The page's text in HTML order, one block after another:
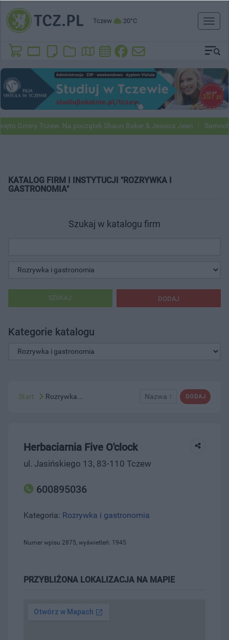
Tczew 20°C
Toggle
Gminy Tczew. Na początek Shaun Baker & Jessica Jean
KATALOG FIRM I INSTYTUCJI "ROZRYWKA I
GASTRONOMIA"
Szukaj w katalogu firm
DODAJ
SZUKAJ
Kategorie katalogu
DODAJ
Nazwa ↑
Start Rozrywka...
Herbaciarnia Five O'clock
ul. Jasińskiego 13, 83-110 Tczew
600895036
Kategoria: Rozrywka i gastronomia
Numer wpisu 2875, wyświetleń: 1945
PRZYBLIŻONA LOKALIZACJA NA MAPIE